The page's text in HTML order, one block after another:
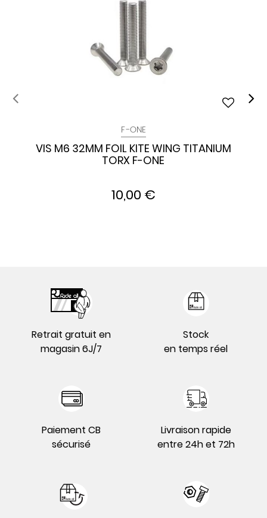
F-ONE
VIS M6 32MM FOIL KITE WING TITANIUM
TORX F-ONE
10,00 €
Retrait gratuit en
magasin 6J/7
Stock
en temps réel
Paiement CB
sécurisé
Livraison rapide
entre 24h et 72h